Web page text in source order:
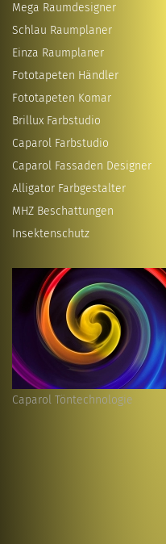
Mega Raumdesigner
Schlau Raumplaner
Einza Raumplaner
Fototapeten Händler
Fototapeten Komar
Brillux Farbstudio
Caparol Farbstudio
Caparol Fassaden Designer
Alligator Farbgestalter
MHZ Beschattungen
Insektenschutz
Caparol Töntechnologie